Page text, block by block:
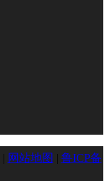
| 网站地图 | 鲁ICP备